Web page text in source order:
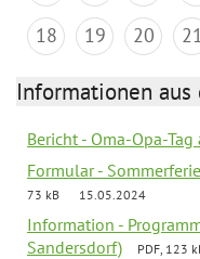
18
19 20
Informationen
Bericht - Oma-Opa-Tag
Formular -
73 kB
15.05.2024
Information -
Sandersdorf)
PDF, 123